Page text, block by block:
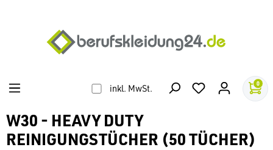
inkl. MwSt. 0
W30 - HEAVY DUTY
REINIGUNGSTÜCHER (50 TÜCHER)